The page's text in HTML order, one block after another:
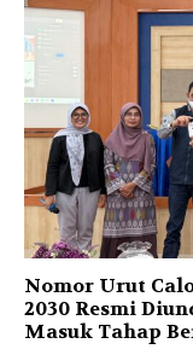
Nomor Urut
2030 Resmi
Masuk Tahap